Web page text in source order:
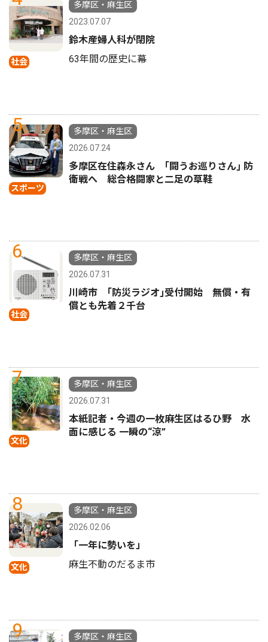
社会
多摩区・麻生区
2023.07.07
鈴木産婦人科が閉院
63年間の歴史に幕
5
スポーツ
多摩区・麻生区
2026.07.24
多摩区在住森永さん ｢闘うお巡りさん｣ 防
衛戦へ 総合格闘家と二足の草鞋
6
社会
多摩区・麻生区
2026.07.31
川崎市 ｢防災ラジオ｣受付開始 無償・有
償とも先着２千台
7
文化
多摩区・麻生区
2026.07.31
本紙記者・今週の一枚麻生区はるひ野 水
面に感じる 一瞬の“涼”
8
文化
多摩区・麻生区
2026.02.06
「一年に勢いを」
麻生不動のだるま市
9
多摩区・麻生区